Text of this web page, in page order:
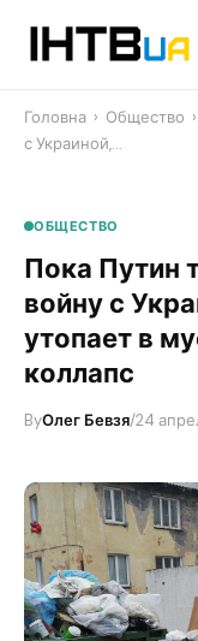
Головна › Общество ›
с Украиной,…
ОБЩЕСТВО
​Пока Путин
войну с
утопает в
коллапс
ByОлег Бевзя/24